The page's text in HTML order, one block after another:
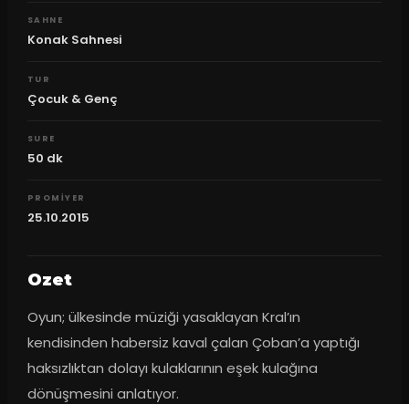
SAHNE
Konak Sahnesi
TUR
Çocuk & Genç
SURE
50 dk
PROMIYER
25.10.2015
Ozet
Oyun; ülkesinde müziği yasaklayan Kral’ın
kendisinden habersiz kaval çalan Çoban’a yaptığı
haksızlıktan dolayı kulaklarının eşek kulağına
dönüşmesini anlatıyor.